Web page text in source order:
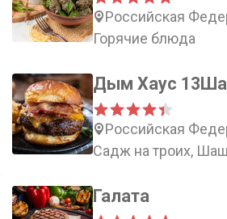
Российская
Горячие блюда
Дым Хаус
Российская
Садж на троих,
Галата